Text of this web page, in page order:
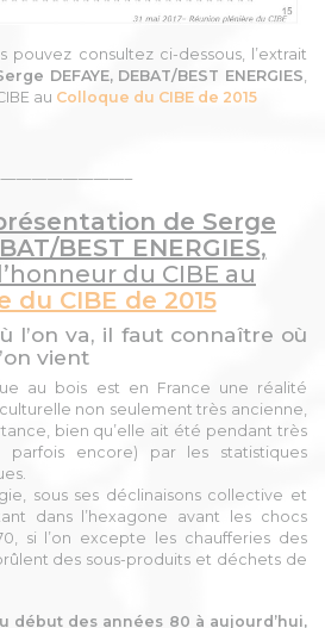
pouvez consultez ci-dessous, l’extrait
DEFAYE, DEBAT/BEST ENERGIES
au Colloque du CIBE de 2015
de Serge
BEST ENERGIES,
du CIBE au
du CIBE de 2015
l’on va, il faut connaître où
vient
au bois est en France une réalité
non seulement très ancienne,
bien qu’elle ait été pendant très
parfois encore) par les statistiques
sous ses déclinaisons collective et
dans l’hexagone avant les chocs
si l’on excepte les chaufferies des
des sous-produits et déchets de
début des années 80 à aujourd’hui,